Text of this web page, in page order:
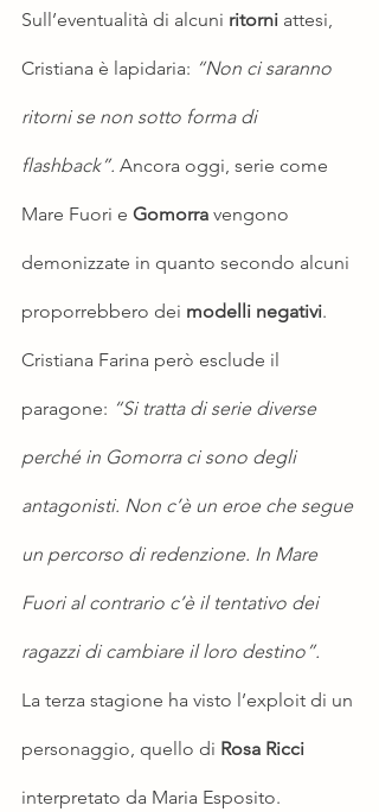
Sull’eventualità di alcuni ritorni attesi,
Cristiana è lapidaria: “Non ci saranno
ritorni se non sotto forma di
flashback”. Ancora oggi, serie come
Mare Fuori e Gomorra vengono
demonizzate in quanto secondo alcuni
proporrebbero dei modelli negativi.
Cristiana Farina però esclude il
paragone: “Si tratta di serie diverse
perché in Gomorra ci sono degli
antagonisti. Non c’è un eroe che segue
un percorso di redenzione. In Mare
Fuori al contrario c’è il tentativo dei
ragazzi di cambiare il loro destino”.
La terza stagione ha visto l’exploit di un
personaggio, quello di Rosa Ricci
interpretato da Maria Esposito.